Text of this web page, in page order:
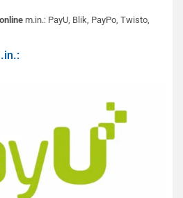
m.in.: PayU, Blik, PayPo, Twisto,